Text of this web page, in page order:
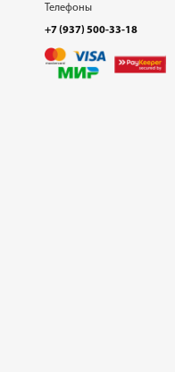
Телефоны
+7 (937) 500-33-18